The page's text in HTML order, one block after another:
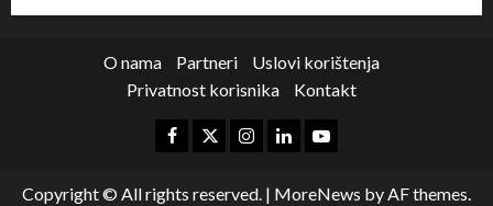
O nama Partneri
Uslovi korištenja
Privatnost korisnika
Kontakt
Copyright © All rights reserved. | MoreNews by AF themes.